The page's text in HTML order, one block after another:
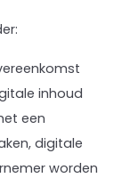
inhoud
een
digitale
worden